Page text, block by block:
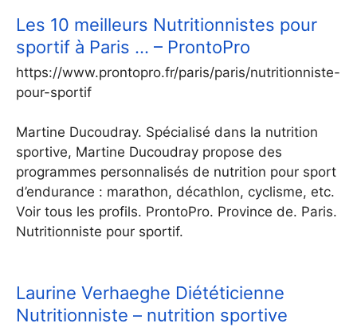
Les 10 meilleurs Nutritionnistes pour
sportif à Paris … – ProntoPro
https://www.prontopro.fr/paris/paris/nutritionniste-
pour-sportif
Martine Ducoudray. Spécialisé dans la nutrition
sportive, Martine Ducoudray propose des
programmes personnalisés de nutrition pour sport
d’endurance : marathon, décathlon, cyclisme, etc.
Voir tous les profils. ProntoPro. Province de. Paris.
Nutritionniste pour sportif.
Laurine Verhaeghe Diététicienne
Nutritionniste – nutrition sportive